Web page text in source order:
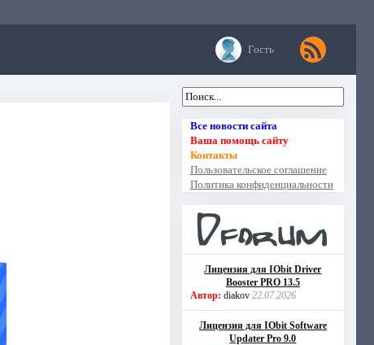
Гость
Все новости сайта
Ваша помощь сайту
Контакты
Пользовательское соглашение
Политика конфиденциальности
Лицензия для IObit Driver
Booster PRO 13.5
Автор: diakov 22.07.2026
Лицензия для IObit Software
Updater Pro 9.0